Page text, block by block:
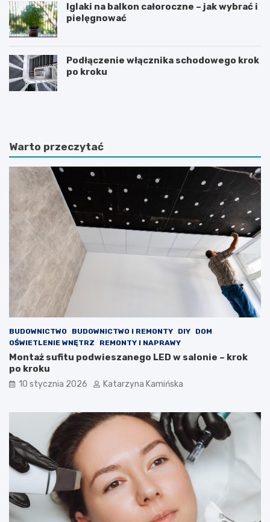
Iglaki na balkon całoroczne – jak wybrać i
pielęgnować
Podłączenie włącznika schodowego krok
po kroku
R
n
y
d
c
z
k
e
,
ó
r
e
p
p
r
w
a
j
ą
j
k
o
ś
C
e
t
a
e
p
o
c
w
l
c
e
z
y
s
k
m
c
h
o
e
s
t
Warto przeczytać
BUDOWNICTWO BUDOWNICTWO I REMONTY DIY
DOM
OŚWIETLENIE WNĘTRZ
REMONTY I NAPRAWY
Montaż sufitu podwieszanego LED w salonie – krok
po kroku
10 stycznia 2026 Katarzyna Kamińska